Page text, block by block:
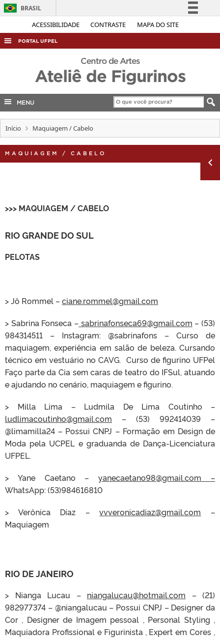
ACESSIBILIDADE CONTRASTE MAPA DO SITE
BRASIL
Simplifique!
Acesso à informação
Legislação
Canais
PORTAL UFPEL
ACESSO À INFORMAÇÃO
AUDITORIA
Centro de Artes
Ateliê de Figurinos
MENU
Início Maquiagem / Cabelo
MAQUIAGEM / CABELO
>>> MAQUIAGEM / CABELO
RIO GRANDE DO SUL
PELOTAS
> Jô Rommel –ciane.rommel@gmail.com
> Sabrina Fonseca – sabrinafonseca69@gmail.com – (53)
984314511 – Instagram: @sabrinafons – Curso de
maquiagem, experiência em salão de beleza. Cursando
técnico em vestuário no CAVG. Curso de figurino UFPel
Faço parte da Cia sem caras de teatro do IFSul, atuando
e ajudando no cenário, maquiagem e figurino.
> Milla Lima – Ludmila De Lima Coutinho –
ludlimacoutinho@gmail.com – (53) 992414039 –
@limamilla24 – Possui CNPJ – Formação em Design de
Moda pela UCPEL e graduanda de Dança-Licenciatura
UFPEL.
> Yane Caetano –yanecaetano98@gmail.com –
WhatsApp: (53)984616810
> Verônica Díaz –vvveronicadiaz@gmail.com –
Maquiagem
RIO DE JANEIRO
> Nianga Lucau – niangalucau@hotmail.com – (21)
982977374 – @niangalucau – Possui CNPJ – Designer da
Cor , Designer de Imagem pessoal , Personal Styling ,
Maquiadora Profissional e Figurinista , Expert em Cores ,